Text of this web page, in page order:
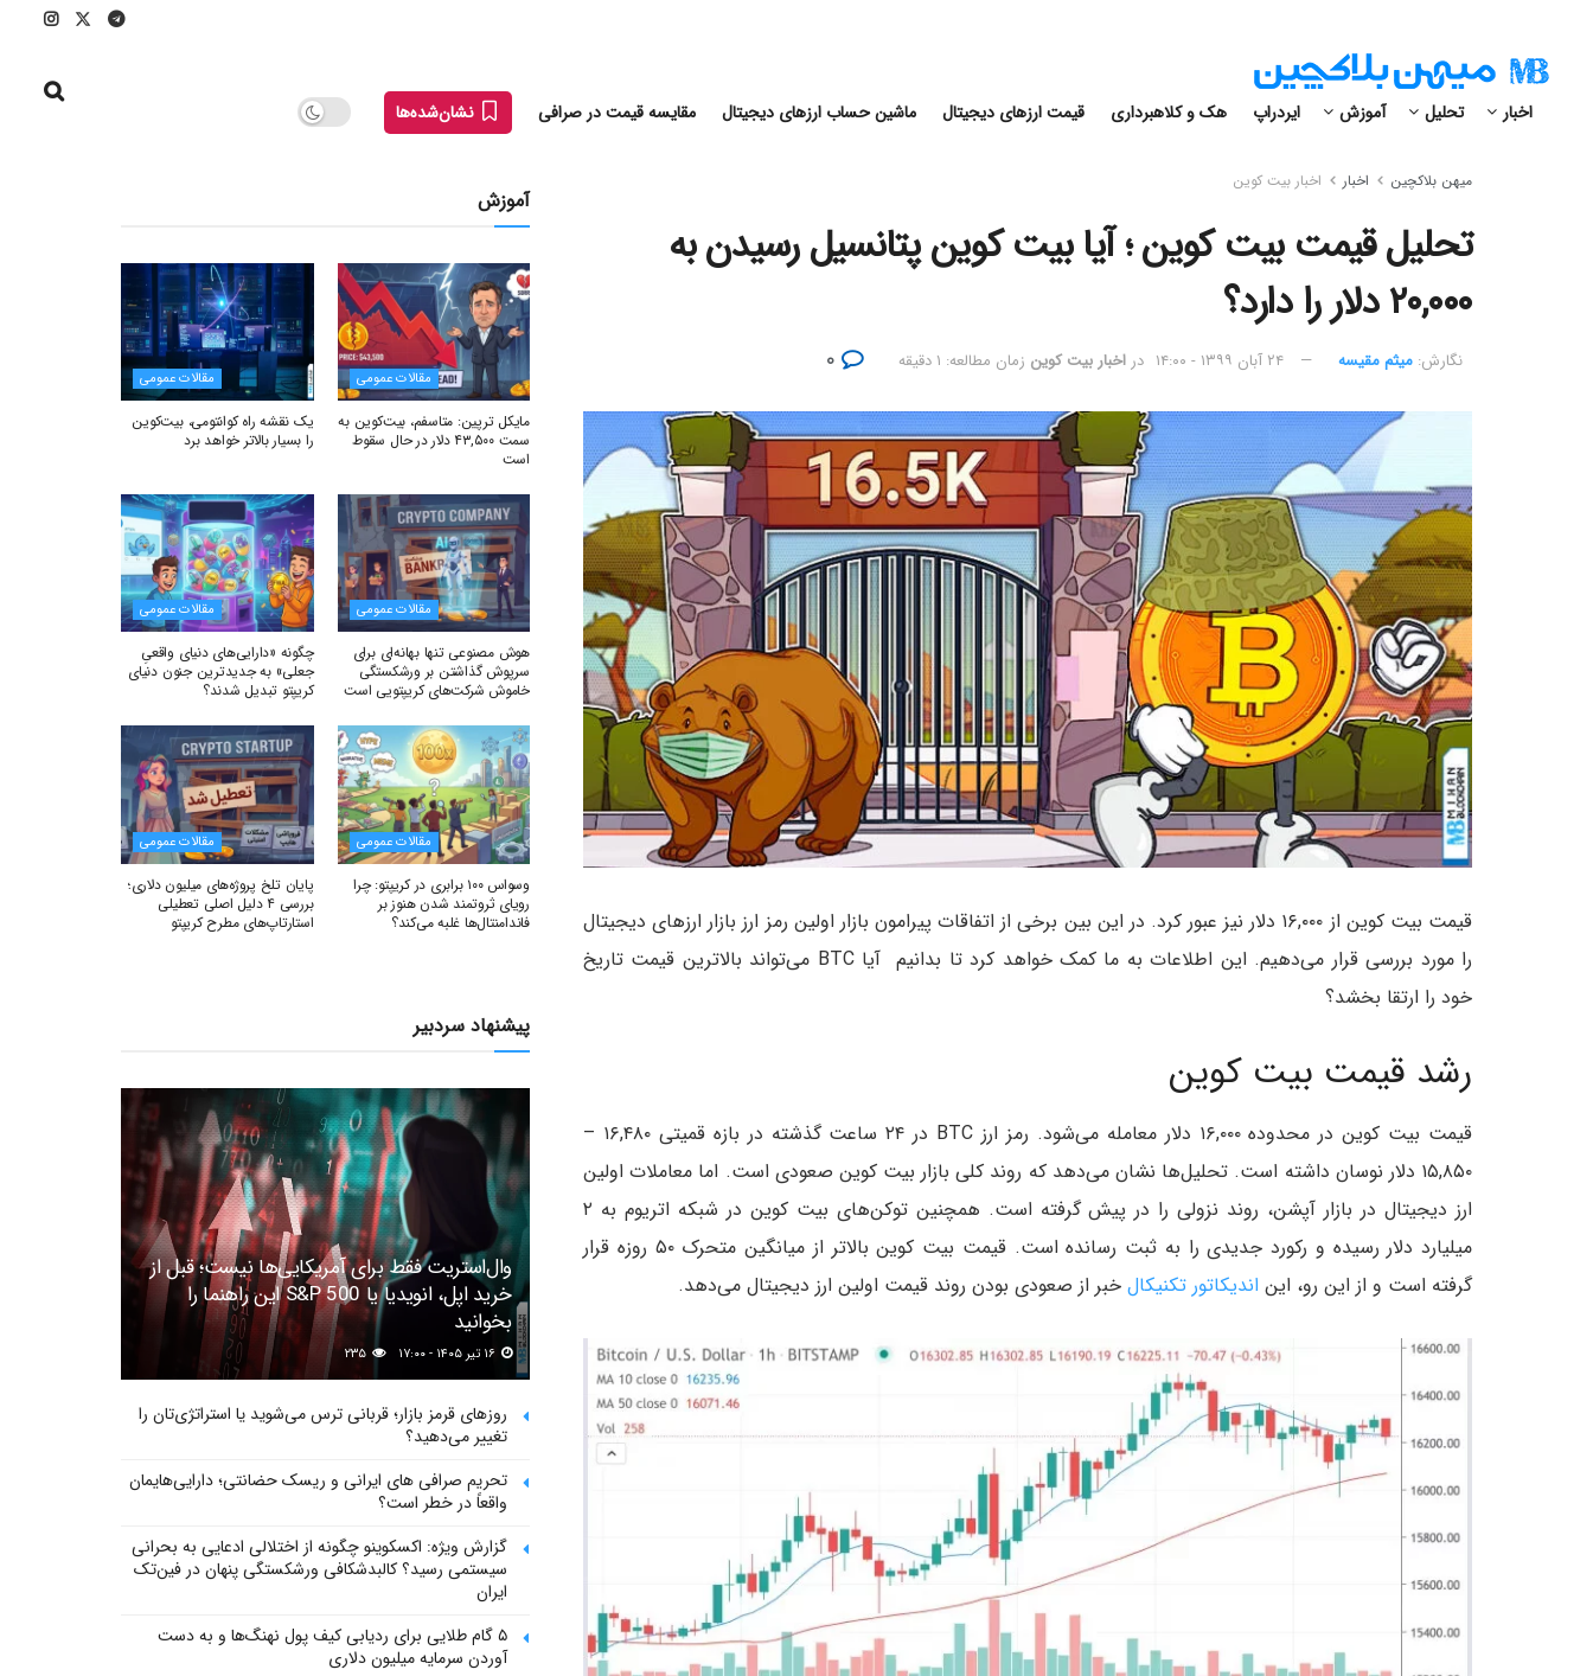
اخبار تحلیل آموزش ایردراپ هک و کلاهبرداری قیمت ارزهای دیجیتال ماشین حساب ارزهای دیجیتال مقایسه قیمت در صرافی نشان‌شده‌ها
میهن بلاکچین اخبار اخبار بیت کوین
تحلیل قیمت بیت کوین ؛ آیا بیت کوین پتانسیل رسیدن به
۲۰,۰۰۰ دلار را دارد؟
نگارش:‌ میثم مقیسه ۲۴ آبان ۱۳۹۹ - ۱۴:۰۰ در اخبار بیت کوین زمان مطالعه: ۱ دقیقه
قیمت بیت کوین از ۱۶,۰۰۰ دلار نیز عبور کرد. در این بین برخی از اتفاقات پیرامون بازار اولین رمز ارز بازار ارزهای دیجیتال
را مورد بررسی قرار می‌دهیم. این اطلاعات به ما کمک خواهد کرد تا بدانیم آیا BTC می‌تواند بالاترین قیمت تاریخ
خود را ارتقا بخشد؟
رشد قیمت بیت کوین
قیمت بیت کوین در محدوده ۱۶,۰۰۰ دلار معامله ‌می‌شود. رمز ارز BTC در ۲۴ ساعت گذشته در بازه قمیتی ۱۶,۴۸۰ –
۱۵,۸۵۰ دلار نوسان داشته است. تحلیل‌ها نشان می‌دهد که روند کلی بازار بیت کوین صعودی است. اما معاملات اولین
ارز دیجیتال در بازار آپشن، روند نزولی را در پیش گرفته است. همچنین توکن‌های بیت کوین در شبکه اتریوم به ۲
میلیارد دلار رسیده و رکورد جدیدی را به ثبت رسانده است. قیمت بیت کوین بالاتر از میانگین متحرک ۵۰ روزه قرار
گرفته است و از این رو، این اندیکاتور تکنیکال خبر از صعودی بودن روند قیمت اولین ارز دیجیتال می‌دهد.
آموزش
مقالات عمومی
مایکل ترپین: متاسفم، بیت‌کوین به
سمت ۴۳,۵۰۰ دلار در حال سقوط
است
مقالات عمومی
یک نقشه راه کوانتومی، بیت‌کوین
را بسیار بالاتر خواهد برد
مقالات عمومی
هوش مصنوعی تنها بهانه‌ای برای
سرپوش گذاشتن بر ورشکستگی
خاموش شرکت‌های کریپتویی است
مقالات عمومی
چگونه «دارایی‌های دنیای واقعیِ
جعلی» به جدیدترین جنون دنیای
کریپتو تبدیل شدند؟
مقالات عمومی
وسواس ۱۰۰ برابری در کریپتو: چرا
رویای ثروتمند شدن هنوز بر
فاندامنتال‌ها غلبه می‌کند؟
مقالات عمومی
پایان تلخ پروژه‌های میلیون دلاری؛
بررسی ۴ دلیل اصلی تعطیلی
استارتاپ‌های مطرح کریپتو
پیشنهاد سردبیر
وال‌استریت فقط برای آمریکایی‌ها نیست؛ قبل از
خرید اپل، انویدیا یا S&P 500 این راهنما را
بخوانید
روزهای قرمز بازار؛ قربانی ترس می‌شوید یا استراتژی‌تان را
تغییر می‌دهید؟
تحریم صرافی های ایرانی و ریسک حضانتی؛ دارایی‌هایمان
واقعاً در خطر است؟
گزارش ویژه: اکسکوینو چگونه از اختلالی ادعایی به بحرانی
سیستمی رسید؟ کالبدشکافی ورشکستگی پنهان در فین‌تک
ایران
۵ گام طلایی برای ردیابی کیف پول‌ نهنگ‌ها و به دست
آوردن سرمایه میلیون دلاری